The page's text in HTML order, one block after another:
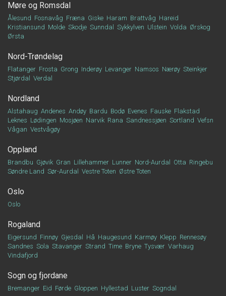
Møre og Romsdal
Ålesund Fosnavåg Fræna Giske Haram Brattvåg Hareid
Kristiansund Molde Skodje Sunndal Sykkylven Ulstein Volda Ørskog
Ørsta
Nord-Trøndelag
Flatanger Frosta Grong Inderøy Levanger Namsos Nærøy Steinkjer
Stjørdal
Verdal
Nordland
Alstahaug Andenes Andøy Bardu Bodø Evenes Fauske Flakstad
Leknes Lødingen Mosjøen Narvik Rana Sandnessjøen Sortland Vefsn
Vågan Vestvågøy
Oppland
Brandbu Gjøvik Gran Lillehammer Lunner Nord-Aurdal Otta Ringebu
Søndre Land Sør-Aurdal Vestre Toten Østre Toten
Oslo
Oslo
Rogaland
Eigersund Finnøy Gjesdal Hå Haugesund Karmøy Klepp Rennesøy
Sandnes Sola Stavanger Strand Time Bryne Tysvær Varhaug
Vindafjord
Sogn og fjordane
Bremanger Eid Førde Gloppen Hyllestad Luster Sogndal